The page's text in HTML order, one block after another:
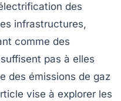
des
infrastructures,
comme des
pas à elles
des émissions de gaz
vise à explorer les